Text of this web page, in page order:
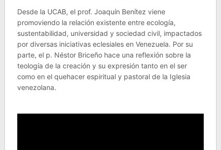
Desde la UCAB, el prof. Joaquín Benítez viene
promoviendo la relación existente entre ecología,
sustentabilidad, universidad y sociedad civil, impactados
por diversas iniciativas eclesiales en Venezuela. Por su
parte, el p. Néstor Briceño hace una reflexión sobre la
teología de la creación y su expresión tanto en el ser
como en el quehacer espiritual y pastoral de la Iglesia
venezolana.